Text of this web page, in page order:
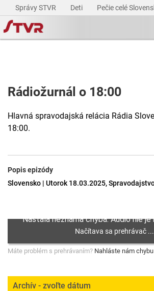
Správy STVR Deti Pečie celé
Rádiožurnál o 18:00
Hlavná spravodajská relácia Rádia
18:00.
Popis epizódy
Slovensko | Utorok 18.03.2025,
Máte problém s prehrávaním? Nahláste nám chybu
Archív - zvoľte dátum